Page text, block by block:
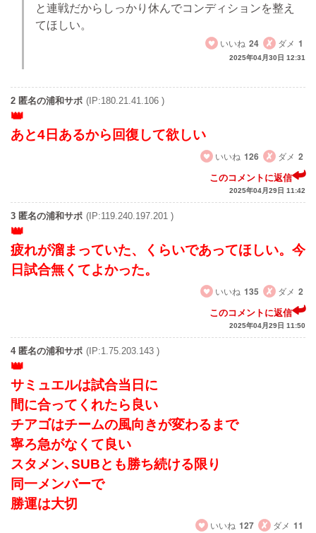
と連戦だからしっかり休んでコンディションを整え
てほしい。
いいね 24 ダメ 1
2025年04月30日 12:31
2 匿名の浦和サポ (IP:180.21.41.106 )
あと4日あるから回復して欲しい
いいね 126 ダメ 2
このコメントに返信
2025年04月29日 11:42
3 匿名の浦和サポ (IP:119.240.197.201 )
疲れが溜まっていた、くらいであってほしい。今
日試合無くてよかった。
いいね 135 ダメ 2
このコメントに返信
2025年04月29日 11:50
4 匿名の浦和サポ (IP:1.75.203.143 )
サミュエルは試合当日に
間に合ってくれたら良い
チアゴはチームの風向きが変わるまで
寧ろ急がなくて良い
スタメン､SUBとも勝ち続ける限り
同一メンバーで
勝運は大切
いいね 127 ダメ 11